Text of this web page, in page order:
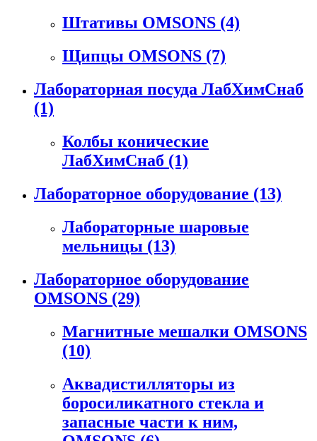
Штативы OMSONS (4)
Щипцы OMSONS (7)
Лабораторная посуда ЛабХимСнаб
(1)
Колбы конические
ЛабХимСнаб (1)
Лабораторное оборудование (13)
Лабораторные шаровые
мельницы (13)
Лабораторное оборудование
OMSONS (29)
Магнитные мешалки OMSONS
(10)
Аквадистилляторы из
боросиликатного стекла и
запасные части к ним,